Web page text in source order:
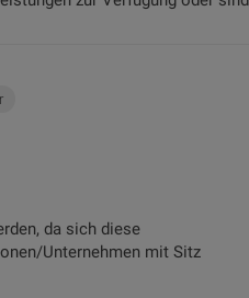
da sich diese
Unternehmen mit Sitz